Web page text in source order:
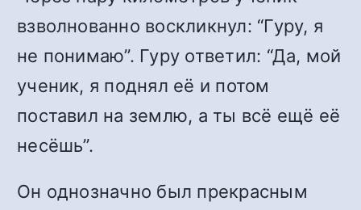
взволнованно воскликнул: “Гуру, я
не понимаю”. Гуру ответил: “Да, мой
ученик, я поднял её и потом
поставил на землю, а ты всё ещё её
несёшь”.
Он однозначно был прекрасным